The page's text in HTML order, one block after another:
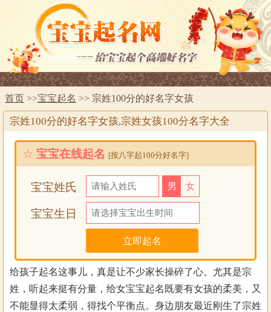
首页 >>宝宝起名 >> 宗姓100分的好名字女孩
宗姓100分的好名字女孩,宗姓女孩100分名字大全
☆ 宝宝在线起名 [按八字起100分好名字]
宝宝姓氏 男 女
宝宝生日
给孩子起名这事儿，真是让不少家长操碎了心。尤其是宗
姓，听起来挺有分量，给女宝宝起名既要有女孩的柔美，又
不能显得太柔弱，得找个平衡点。身边朋友最近刚生了宗姓